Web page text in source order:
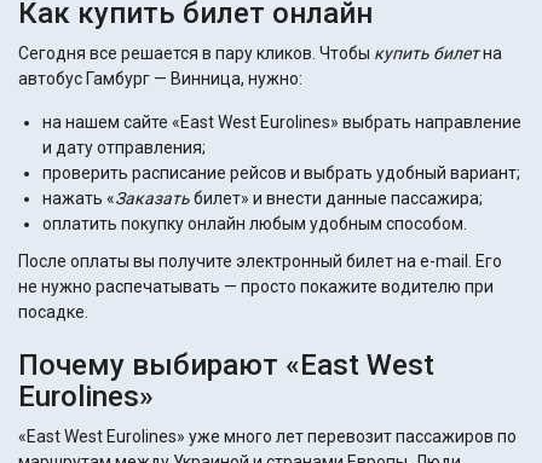
Как купить билет онлайн
Сегодня все решается в пару кликов. Чтобы купить билетна
автобус Гамбург — Винница, нужно:
на нашем сайте «East West Eurolines» выбрать направление
и дату отправления;
проверить расписание рейсов и выбрать удобный вариант;
нажать «Заказатьбилет» и внести данные пассажира;
оплатить покупку онлайн любым удобным способом.
После оплаты вы получите электронный билет на e-mail. Его
не нужно распечатывать — просто покажите водителю при
посадке.
Почему выбирают «East West
Eurolines»
«East West Eurolines» уже много лет перевозит пассажиров по